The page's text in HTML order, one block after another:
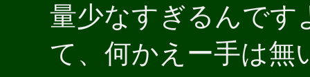
量少なすぎるんです
て、何かえー手は無